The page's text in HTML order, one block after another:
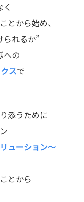
く
とから始め、
られるか”
への
スで
添うために
ューション～
とから